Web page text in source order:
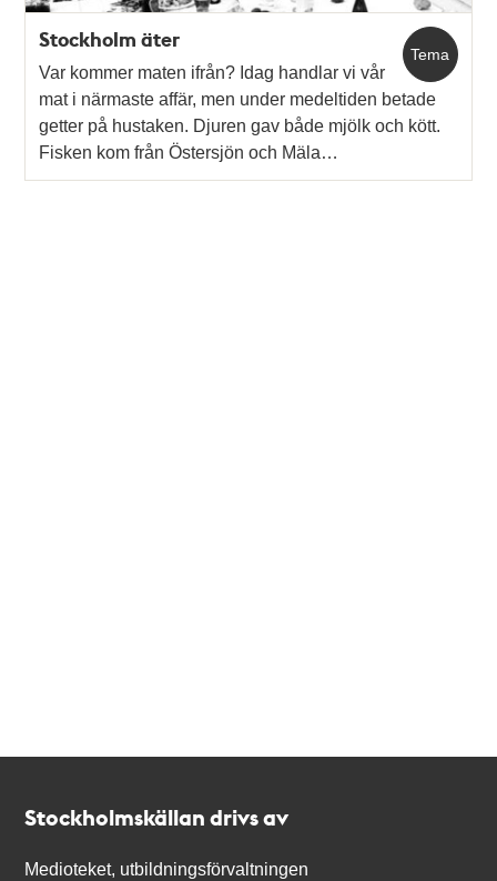
Tema
Stockholm äter
Var kommer maten ifrån? Idag handlar vi vår
mat i närmaste affär, men under medeltiden betade
getter på hustaken. Djuren gav både mjölk och kött.
Fisken kom från Östersjön och Mäla…
Stockholmskällan drivs av
Medioteket, utbildningsförvaltningen